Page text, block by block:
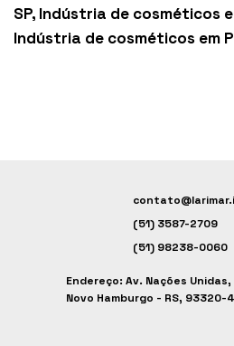
SP, Indústria de cosméticos
Indústria de cosméticos em
(51) 3587-2709
(51) 98238-0060
Endereço: Av. Nações
Novo Hamburgo - RS, 93320-